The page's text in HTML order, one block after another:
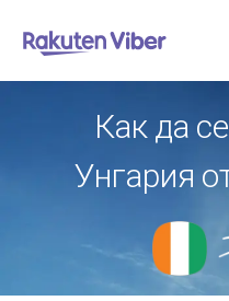
Как да
Унгария